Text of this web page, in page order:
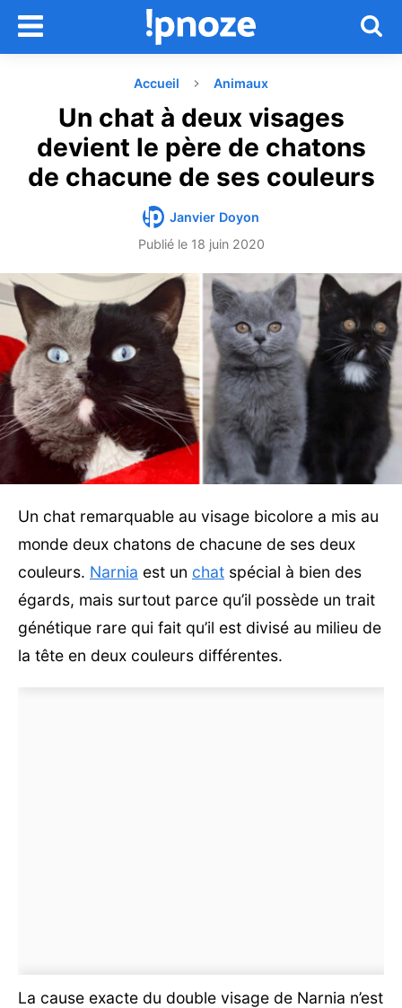
Accueil Animaux
Un chat à deux visages
devient le père de chatons
de chacune de ses couleurs
Janvier Doyon
Publié le 18 juin 2020
Un chat remarquable au visage bicolore a mis au
monde deux chatons de chacune de ses deux
couleurs. Narnia est un chat spécial à bien des
égards, mais surtout parce qu’il possède un trait
génétique rare qui fait qu’il est divisé au milieu de
la tête en deux couleurs différentes.
La cause exacte du double visage de Narnia n’est